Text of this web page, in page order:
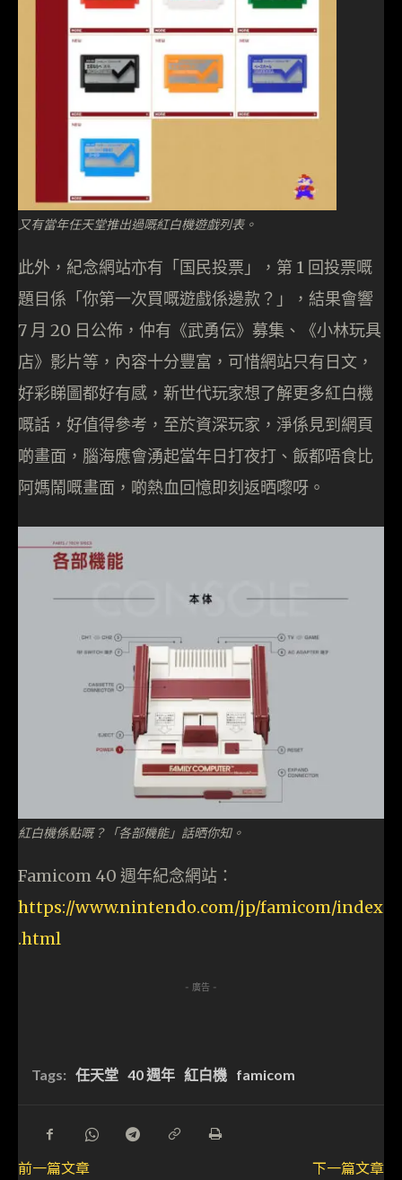
又有當年任天堂推出過嘅紅白機遊戲列表。
此外，紀念網站亦有「国民投票」，第 1 回投票嘅
題目係「你第一次買嘅遊戲係邊款？」，結果會響
7 月 20 日公佈，仲有《武勇伝》募集、《小林玩具
店》影片等，內容十分豐富，可惜網站只有日文，
好彩睇圖都好有感，新世代玩家想了解更多紅白機
嘅話，好值得參考，至於資深玩家，淨係見到網頁
啲畫面，腦海應會湧起當年日打夜打、飯都唔食比
阿媽鬧嘅畫面，啲熱血回憶即刻返晒嚟呀。
紅白機係點嘅？「各部機能」話晒你知。
Famicom 40 週年紀念網站：
https://www.nintendo.com/jp/famicom/index
.html
- 廣告 -
Tags: 任天堂 40 週年 紅白機 famicom
前一篇文章
下一篇文章